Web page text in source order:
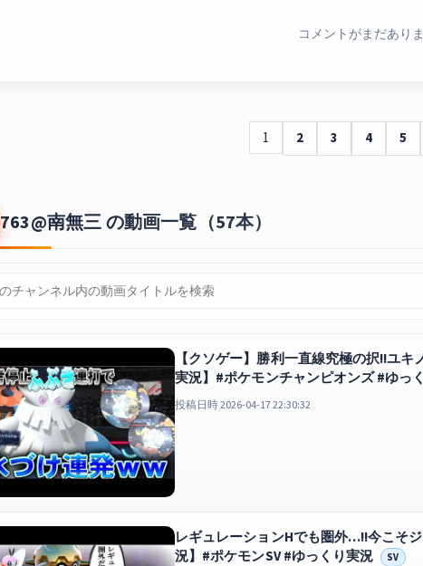
コメントがまだありま
1 2 3 4 5
763@南無三 の動画一覧（57本）
【クソゲー】勝利一直線究極の択!!ユ
実況】#ポケモンチャンピオンズ #ゆっ
投稿日時 2026-04-17 22:30:32
レギュレーションHでも圏外…!!今こそ
況】#ポケモンSV #ゆっくり実況
SV